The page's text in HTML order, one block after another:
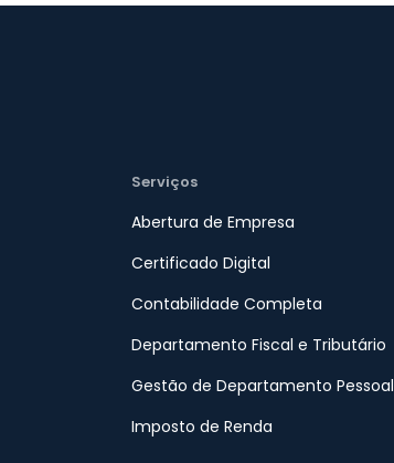
Serviços
Abertura de Empresa
Certificado Digital
Contabilidade Completa
Departamento Fiscal e Tributário
Gestão de Departamento Pessoal
Imposto de Renda